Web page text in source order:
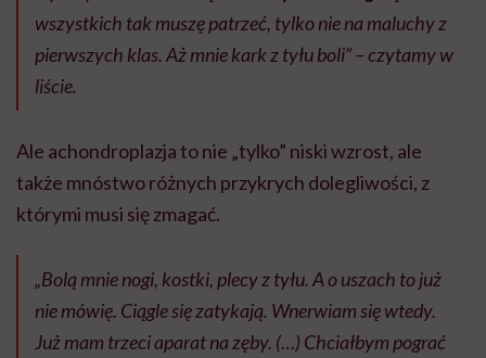
wszystkich tak muszę patrzeć, tylko nie na maluchy z
pierwszych klas. Aż mnie kark z tyłu boli” – czytamy w
liście.
Ale achondroplazja to nie „tylko” niski wzrost, ale
także mnóstwo różnych przykrych dolegliwości, z
którymi musi się zmagać.
„Bolą mnie nogi, kostki, plecy z tyłu. A o uszach to już
nie mówię. Ciągle się zatykają. Wnerwiam się wtedy.
Już mam trzeci aparat na zęby. (…) Chciałbym pograć